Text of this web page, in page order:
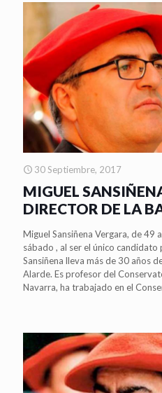
30 Septiembre, 2017
MIGUEL
DIRECTOR DE LA
Miguel Sansiñena Vergara, de 49
sábado , al ser el único candidato
Sansiñena lleva más de 30 años
Alarde. Es profesor del
Navarra, ha trabajado en el